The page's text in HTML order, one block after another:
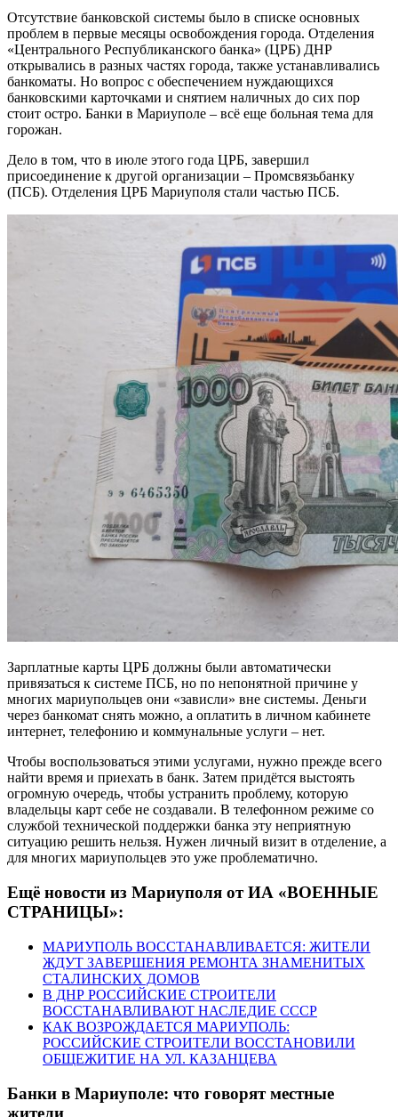
Отсутствие банковской системы было в списке основных
проблем в первые месяцы освобождения города. Отделения
«Центрального Республиканского банка» (ЦРБ) ДНР
открывались в разных частях города, также устанавливались
банкоматы. Но вопрос с обеспечением нуждающихся
банковскими карточками и снятием наличных до сих пор
стоит остро. Банки в Мариуполе – всё еще больная тема для
горожан.
Дело в том, что в июле этого года ЦРБ, завершил
присоединение к другой организации – Промсвязьбанку
(ПСБ). Отделения ЦРБ Мариуполя стали частью ПСБ.
Зарплатные карты ЦРБ должны были автоматически
привязаться к системе ПСБ, но по непонятной причине у
многих мариупольцев они «зависли» вне системы. Деньги
через банкомат снять можно, а оплатить в личном кабинете
интернет, телефонию и коммунальные услуги – нет.
Чтобы воспользоваться этими услугами, нужно прежде всего
найти время и приехать в банк. Затем придётся выстоять
огромную очередь, чтобы устранить проблему, которую
владельцы карт себе не создавали. В телефонном режиме со
службой технической поддержки банка эту неприятную
ситуацию решить нельзя. Нужен личный визит в отделение, а
для многих мариупольцев это уже проблематично.
Ещё новости из Мариуполя от ИА «ВОЕННЫЕ
СТРАНИЦЫ»:
МАРИУПОЛЬ ВОССТАНАВЛИВАЕТСЯ: ЖИТЕЛИ
ЖДУТ ЗАВЕРШЕНИЯ РЕМОНТА ЗНАМЕНИТЫХ
СТАЛИНСКИХ ДОМОВ
В ДНР РОССИЙСКИЕ СТРОИТЕЛИ
ВОССТАНАВЛИВАЮТ НАСЛЕДИЕ СССР
КАК ВОЗРОЖДАЕТСЯ МАРИУПОЛЬ:
РОССИЙСКИЕ СТРОИТЕЛИ ВОССТАНОВИЛИ
ОБЩЕЖИТИЕ НА УЛ. КАЗАНЦЕВА
Банки в Мариуполе: что говорят местные
жители